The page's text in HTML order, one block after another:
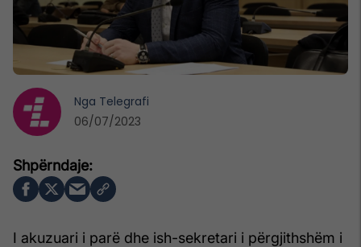
I akuzuari i parë dhe ish-sekretari i përgjithshëm i
Nga Telegrafi
06/07/2023